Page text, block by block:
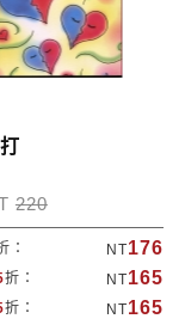
220
： NT176
折： NT165
折： NT165